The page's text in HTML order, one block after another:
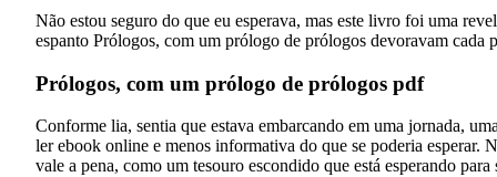
Não estou seguro do que eu esperava, mas este livro foi uma
espanto Prólogos, com um prólogo de prólogos devoravam cada
Prólogos, com um prólogo de prólogos pdf
Conforme lia, sentia que estava embarcando em uma jornada,
ler ebook online e menos informativa do que se poderia esperar.
vale a pena, como um tesouro escondido que está esperando para